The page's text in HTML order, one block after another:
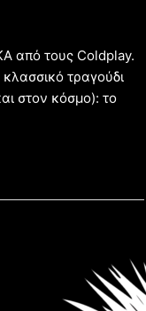
από τους Coldplay.
τραγούδι
στον κόσμο): το